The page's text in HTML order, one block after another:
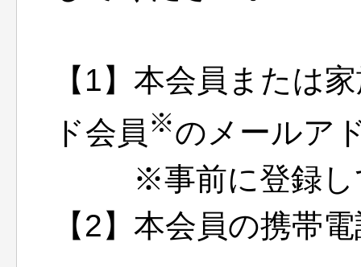
【1】本会員または
ド会員 ※のメールア
※事前に登録し
【2】本会員の携帯